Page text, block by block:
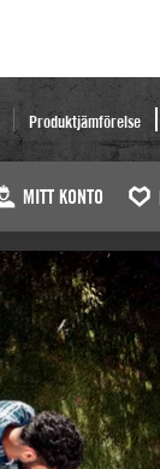
Produktjämförelse
MITT KONTO